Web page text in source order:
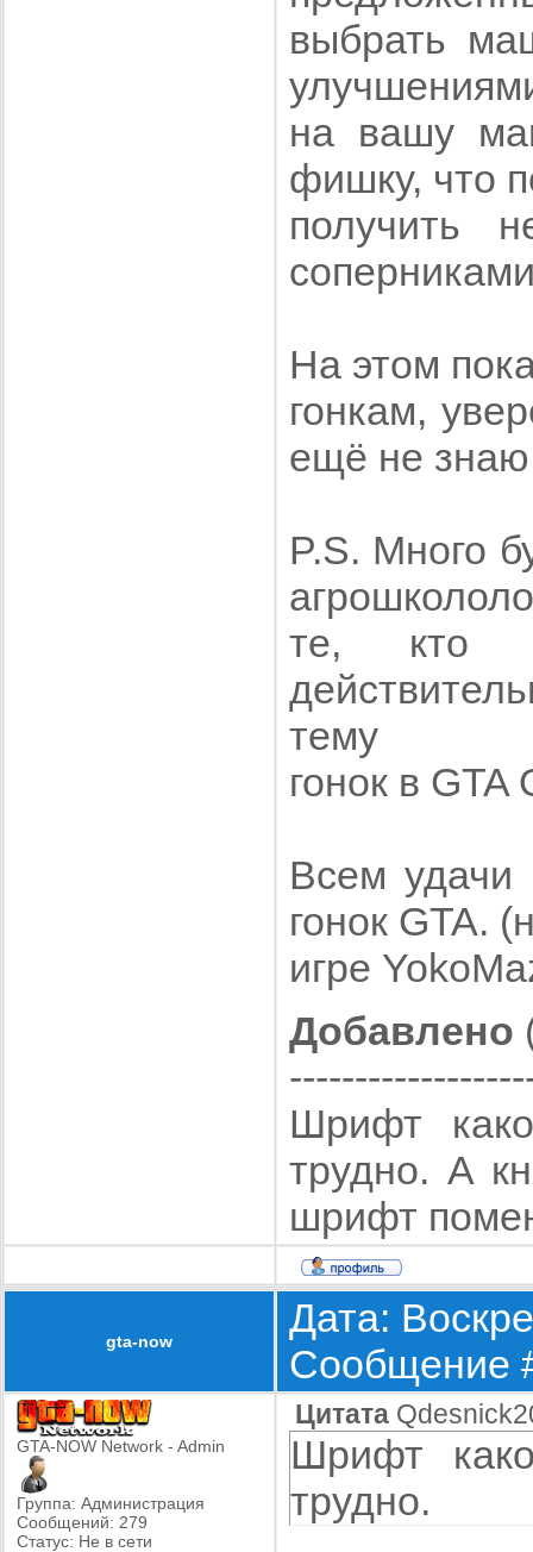
выбрать
на вашу
фишку, что
получить
На этом
гонкам,
ещё не
P.S. Много
те, кто
тему
гонок в GTA
Всем удачи
гонок GTA.
игре
Добавлено
Шрифт
трудно. А
шрифт
gta-now
Дата:
Сообщение
GTA-NOW Network - Admin
Группа: Администрация
Сообщений: 279
Статус: Не в сети
Цитата
Шрифт
трудно.